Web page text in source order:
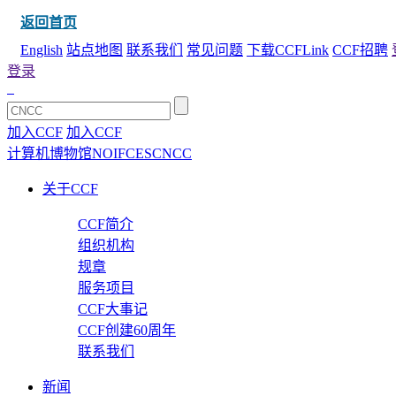
返回首页
English 站点地图 联系我们 常见问题 下载CCFLink CCF招聘
登录
加入CCF 加入CCF
计算机博物馆NOIFCESCNCC
关于CCF
CCF简介
组织机构
规章
服务项目
CCF大事记
CCF创建60周年
联系我们
新闻